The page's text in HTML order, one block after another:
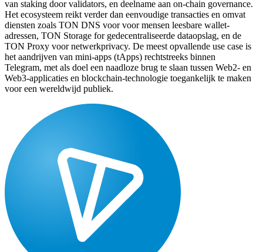
van staking door validators, en deelname aan on-chain governance.
Het ecosysteem reikt verder dan eenvoudige transacties en omvat
diensten zoals TON DNS voor voor mensen leesbare wallet-
adressen, TON Storage for gedecentraliseerde dataopslag, en de
TON Proxy voor netwerkprivacy. De meest opvallende use case is
het aandrijven van mini-apps (tApps) rechtstreeks binnen
Telegram, met als doel een naadloze brug te slaan tussen Web2- en
Web3-applicaties en blockchain-technologie toegankelijk te maken
voor een wereldwijd publiek.